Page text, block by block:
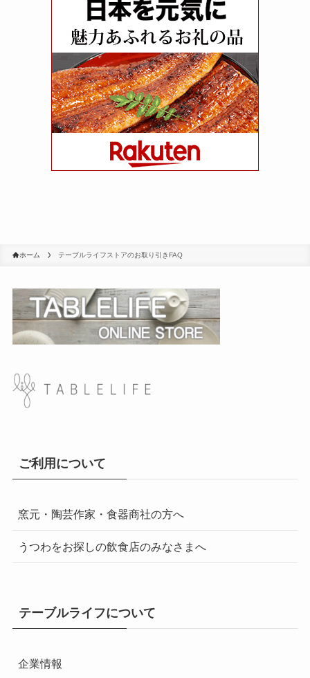
ホーム テーブルライフストアのお取り引きFAQ
ご利用について
窯元・陶芸作家・食器商社の方へ
うつわをお探しの飲食店のみなさまへ
テーブルライフについて
企業情報